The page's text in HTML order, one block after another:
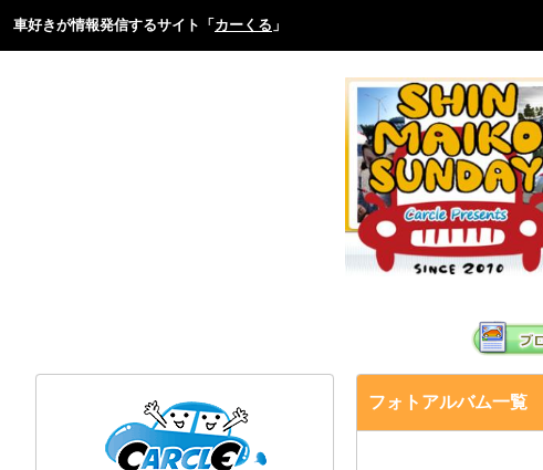
車好きが情報発信するサイト「 カーくる 」
フォトアルバム一覧